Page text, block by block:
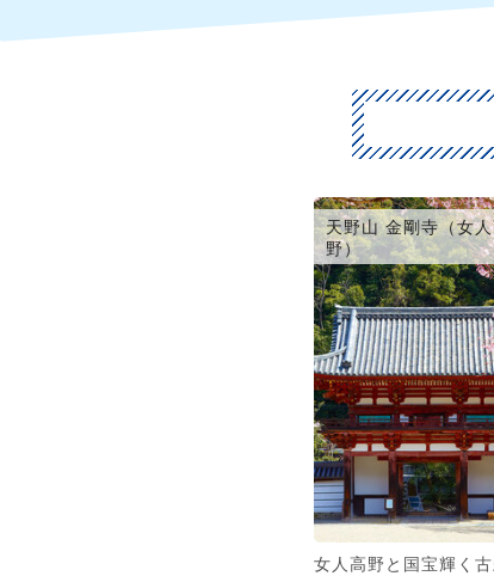
天野山 金剛寺（女
野）
女人高野と国宝輝く